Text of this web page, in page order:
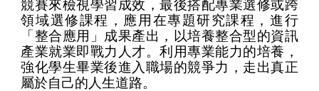
競賽來檢視學習成效，最後搭配專業選修或跨
領域選修課程，應用在專題研究課程，進行
「整合應用」成果產出，以培養整合型的資訊
產業就業即戰力人才。利用專業能力的培養，
強化學生畢業後進入職場的競爭力，走出真正
屬於自己的人生道路。